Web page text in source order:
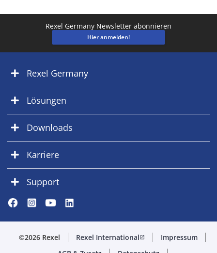
Rexel Germany Newsletter abonnieren
Hier anmelden!
Rexel Germany
Lösungen
Downloads
Karriere
Support
©2026 Rexel Rexel Internationalopen_in_new
Impressum